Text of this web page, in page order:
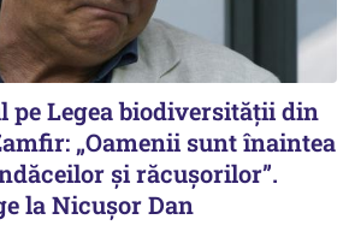
pe Legea biodiversității din
„Oamenii sunt înaintea
și răcușorilor”.
la Nicușor Dan